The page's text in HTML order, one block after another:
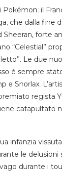
il
che dalla fine
forte
“Celestial”
Le due
è sempre
e Snorlax.
regista
infanzia
le
durante i